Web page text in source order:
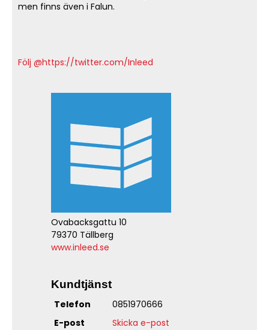
men finns även i Falun.
Följ @https://twitter.com/Inleed
Ovabacksgattu 10
79370 Tällberg
www.inleed.se
Kundtjänst
Telefon
0851970666
E-post
Skicka e-post